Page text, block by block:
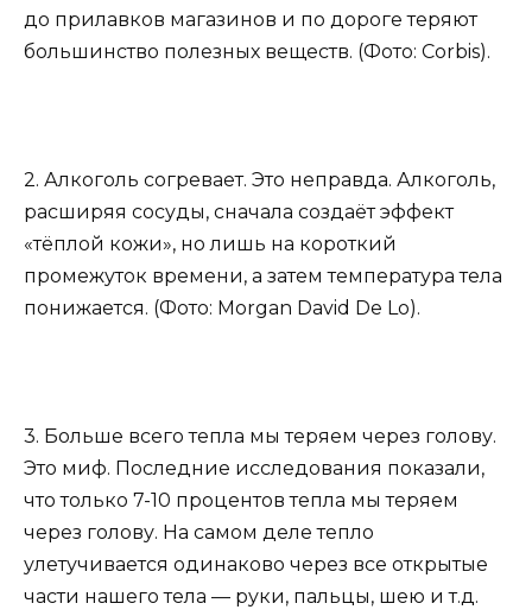
до прилавков магазинов и по дороге теряют
большинство полезных веществ. (Фото: Corbis).
2. Алкоголь согревает. Это неправда. Алкоголь,
расширяя сосуды, сначала создаёт эффект
«тёплой кожи», но лишь на короткий
промежуток времени, а затем температура тела
понижается. (Фото: Morgan David De Lo).
3. Больше всего тепла мы теряем через голову.
Это миф. Последние исследования показали,
что только 7-10 процентов тепла мы теряем
через голову. На самом деле тепло
улетучивается одинаково через все открытые
части нашего тела — руки, пальцы, шею и т.д.